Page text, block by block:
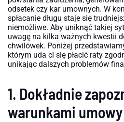
odsetek czy kar umownych. W
spłacanie długu staje się
niemożliwe. Aby uniknąć takiej
uwagę na kilka ważnych kwestii
chwilówek. Poniżej
którym uda ci się płacić raty
unikając dalszych problemów
1. Dokładnie
warunkami umowy